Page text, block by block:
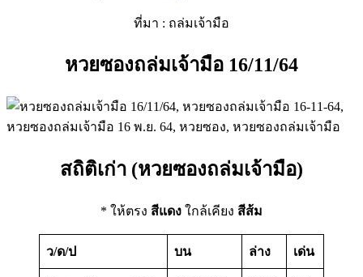
ที่มา : ถล่มเจ้ามือ
หวยซองถล่มเจ้ามือ 16/11/64
สถิติเก่า (หวยซองถล่มเจ้ามือ)
* ให้ตรง สีแดง ใกล้เคียง สีส้ม
ว/ด/ป บน ล่าง เด่น